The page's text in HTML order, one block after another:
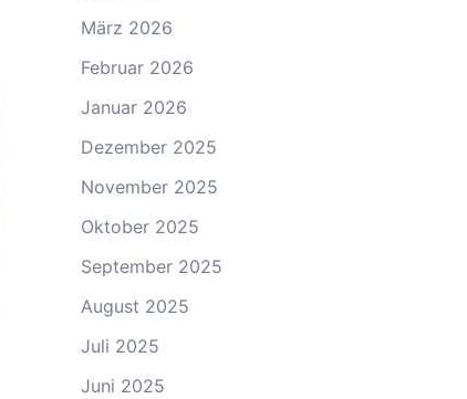
März 2026
Februar 2026
Januar 2026
Dezember 2025
November 2025
Oktober 2025
September 2025
August 2025
Juli 2025
Juni 2025